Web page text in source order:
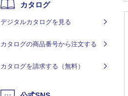
カタログ
デジタルカタログを見る
カタログの商品番号から注文する
カタログを請求する（無料）